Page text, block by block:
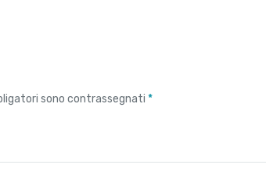
sono contrassegnati *